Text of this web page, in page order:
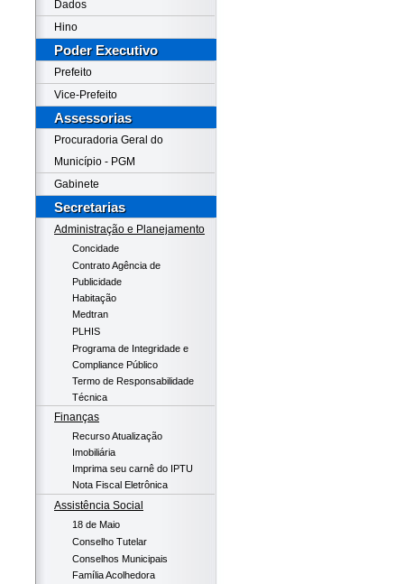
Dados
Hino
Poder Executivo
Prefeito
Vice-Prefeito
Assessorias
Procuradoria Geral do
Município - PGM
Gabinete
Secretarias
Administração e Planejamento
Concidade
Contrato Agência de
Publicidade
Habitação
Medtran
PLHIS
Programa de Integridade e
Compliance Público
Termo de Responsabilidade
Técnica
Finanças
Recurso Atualização
Imobiliária
Imprima seu carnê do IPTU
Nota Fiscal Eletrônica
Assistência Social
18 de Maio
Conselho Tutelar
Conselhos Municipais
Família Acolhedora